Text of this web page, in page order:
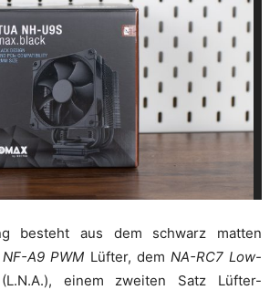
besteht aus dem schwarz matten
NF-A9 PWM Lüfter, dem NA-RC7 Low-
einem zweiten Satz Lüfter-